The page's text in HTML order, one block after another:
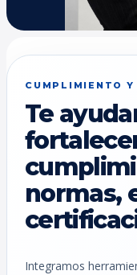
CUMPLIMIENTO
Te
normas,
Integramos